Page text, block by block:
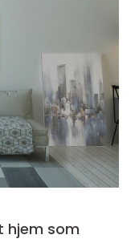
hjem som